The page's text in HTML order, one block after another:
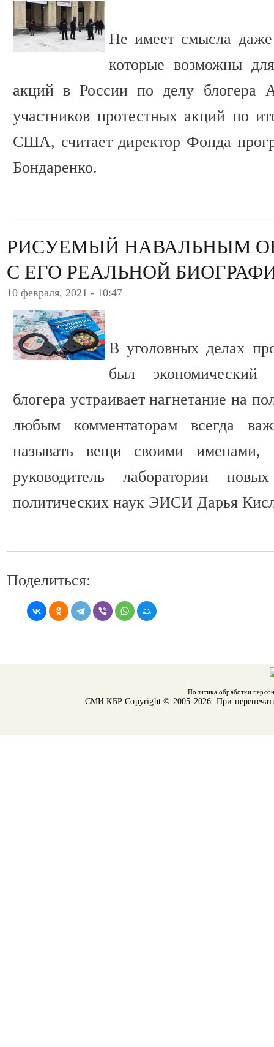
Не имеет смысла даже
которые возможны
акций в России по делу блогера
участников протестных акций по
США, считает директор Фонда
Бондаренко.
РИСУЕМЫЙ НАВАЛЬНЫМ
С ЕГО РЕАЛЬНОЙ
10 февраля, 2021 - 10:47
В уголовных делах
был
блогера устраивает нагнетание на
любым комментаторам всегда
называть вещи своими именами,
руководитель лаборатории
политических наук ЭИСИ Дарья
Поделиться:
Политика обработки
СМИ КБРCopyright © 2005-2026. При